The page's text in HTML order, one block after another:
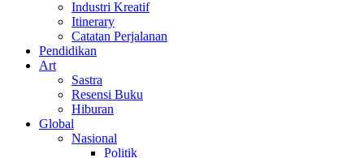
Industri Kreatif
Itinerary
Catatan Perjalanan
Pendidikan
Art
Sastra
Resensi Buku
Hiburan
Global
Nasional
Politik